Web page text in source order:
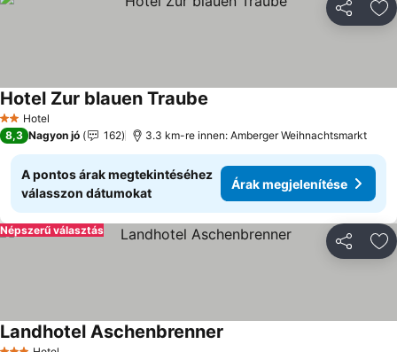
2 Kategória
Hotel
Hotel Zur blauen Traube
8,3 Nagyon jó 162 3.3 km-re innen: Amberger Weihnachtsmarkt
A pontos árak megtekintéséhez
válasszon dátumokat
Árak megjelenítése
Népszerű választás
Landhotel Aschenbrenner